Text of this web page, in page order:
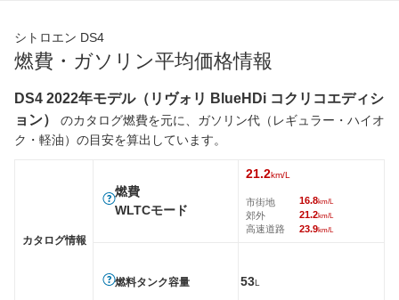
過給機 TB TB
前輪サイズ 205/55R19 205/55R19 205/
後輪サイズ 205/55R19 205/55R19 205/
21.2km/L
16.8km/L 16.8km/L
21.2km/L
22.6km/L 22.6km/L
シトロエン DS4
燃費・ガソリン平均価格情報
DS4 2022年モデル（リヴォリ BlueHDi コクリコエディシ
ョン）
のカタログ燃費を元に、ガソリン代（レギュラー・ハイオ
ク・軽油）の目安を算出しています。
カタログ情報
燃費
WLTCモード
21.2km/L
市街地
郊外
高速道路
16.8km/L
21.2km/L
23.9km/L
燃料タンク容量 53L